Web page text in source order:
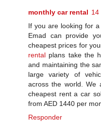
monthly car rental 14
If you are looking for
Emad can provide
cheapest prices for
rental plans take the
and maintaining the
large variety of
across the world. We
cheapest rent a car
from AED 1440 per
Responder